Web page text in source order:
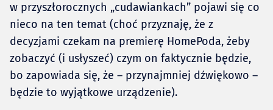
w przyszłorocznych „cudawiankach” pojawi się co
nieco na ten temat (choć przyznaję, że z
decyzjami czekam na premierę HomePoda, żeby
zobaczyć (i usłyszeć) czym on faktycznie będzie,
bo zapowiada się, że – przynajmniej dźwiękowo –
będzie to wyjątkowe urządzenie).